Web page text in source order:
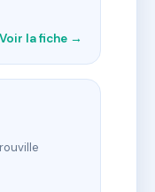
Voir la fiche →